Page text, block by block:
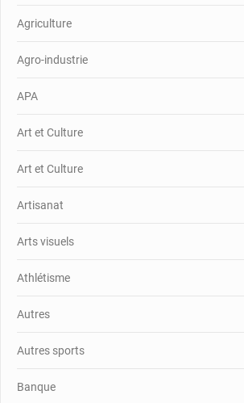
Agriculture
Agro-industrie
APA
Art et Culture
Art et Culture
Artisanat
Arts visuels
Athlétisme
Autres
Autres sports
Banque